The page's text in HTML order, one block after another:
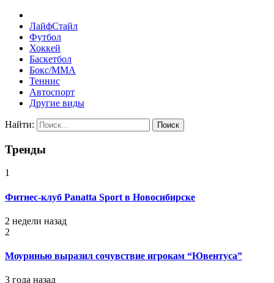
ЛайфСтайл
Футбол
Хоккей
Баскетбол
Бокс/MMA
Теннис
Автоспорт
Другие виды
Найти:
Тренды
1
Фитнес-клуб Panatta Sport в Новосибирске
2 недели назад
2
Моуринью выразил сочувствие игрокам “Ювентуса”
3 года назад